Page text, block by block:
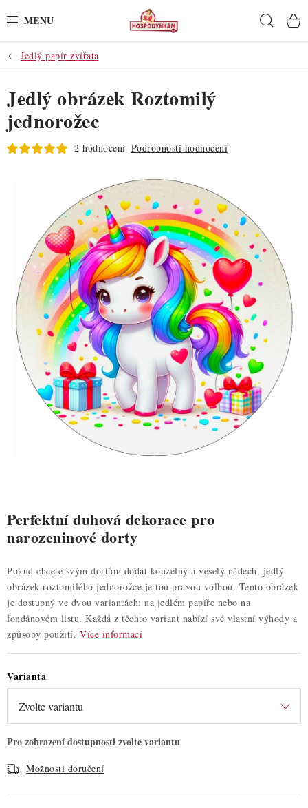
na
POTŘEBY
POMŮCKY
SUROVINY
PRO OSLAVY
DO KUCHYNĚ
POCHUTINY
ZDRAVÉ PEČENÍ
DÁRKOVÉ POUKAZY
TÉMATICKÉ PRODUKTY
PROFI BALENÍ
Nepřevzetí zásilky na dobírku
Obchodní podmínky
Podmínky ochrany osobních údajů
Jedlý papír zvířata
Perfektní duhová dekorace pro
narozeninové dorty
Pokud chcete svým dortům dodat kouzelný a veselý nádech, jedlý
obrázek roztomilého jednorožce je tou pravou volbou. Tento obrázek
je dostupný ve dvou variantách: na jedlém papíře nebo na
fondánovém listu. Každá z těchto variant nabízí své vlastní výhody a
způsoby použití. Více informací
Varianta
Možnosti doručení
Jedlý obrázek Roztomilý
jednorožec
2 hodnocení Podrobnosti hodnocení